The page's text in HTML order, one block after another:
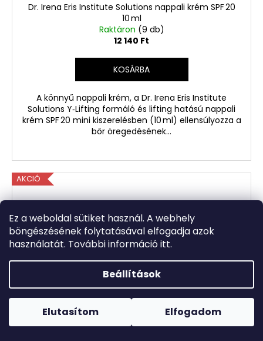
Ez a weboldal sütiket használ. A webhely
böngészésének folytatásával elfogadja azok
használatát. További információ itt.
Beállítások
Elutasítom Elfogadom
Forró napokon nem javasoljuk a csomagautomatákba
történő kézbesítést. A magas hőmérsékletre érzékeny
termékek átvételkor nem biztos, hogy optimális állapotban
Dr. Irena Eris Institute Solutions nappali krém SPF 20
10 ml
Raktáron (9 db)
12 140 Ft
KOSÁRBA
A könnyű nappali krém, a Dr. Irena Eris Institute
Solutions Y‑Lifting formáló és lifting hatású nappali
krém SPF 20 mini kiszerelésben (10 ml) ellensúlyozza a
bőr öregedésének...
AKCIÓ